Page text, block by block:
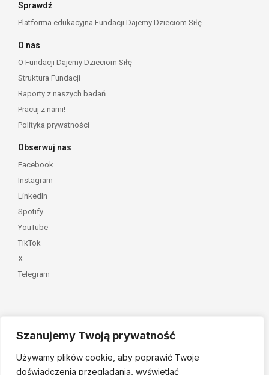
Szanujemy Twoją prywatność
Używamy plików cookie, aby poprawić Twoje
doświadczenia przeglądania, wyświetlać
Sprawdź
Platforma edukacyjna Fundacji Dajemy Dzieciom Siłę
O nas
O Fundacji Dajemy Dzieciom Siłę
Struktura Fundacji
Raporty z naszych badań
Pracuj z nami!
Polityka prywatności
Obserwuj nas
Facebook
Instagram
LinkedIn
Spotify
YouTube
TikTok
X
Telegram
Należymy do